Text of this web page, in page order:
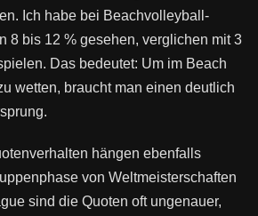
Ich habe bei Beachvolleyball-
8 bis 12 % gesehen, verglichen mit 3
Das bedeutet: Um im Beach
wetten, braucht man einen deutlich
hängen ebenfalls
von Weltmeisterschaften
sind die Quoten oft ungenauer,